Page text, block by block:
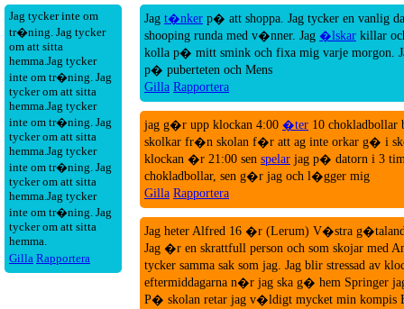
Jag tycker inte om
tr�ning. Jag tycker
om att sitta
hemma.Jag tycker
inte om tr�ning. Jag
tycker om att sitta
hemma.Jag tycker
inte om tr�ning. Jag
tycker om att sitta
hemma.Jag tycker
inte om tr�ning. Jag
tycker om att sitta
hemma.Jag tycker
inte om tr�ning. Jag
tycker om att sitta
hemma.
Gilla Rapportera
Jag t�nker p� att shoppa. Jag tycker en vanlig
shooping runda med v�nner. Jag �lskar killar
kolla p� mitt smink och fixa mig varje morgon.
p� puberteten och Mens
Gilla Rapportera
jag g�r upp klockan 4:00 �ter 10 chokladbollar
skolkar fr�n skolan f�r att ag inte orkar g� i
klockan �r 21:00 sen spelar jag p� datorn i 3
chokladbollar, sen g�r jag och l�gger mig
Gilla Rapportera
Jag heter Alfred 16 �r (Lerum) V�stra
Jag �r en skrattfull person och som skojar med
tycker samma sak som jag. Jag blir stressad av
eftermiddagarna n�r jag ska g� hem Springer
P� skolan retar jag v�ldigt mycket min